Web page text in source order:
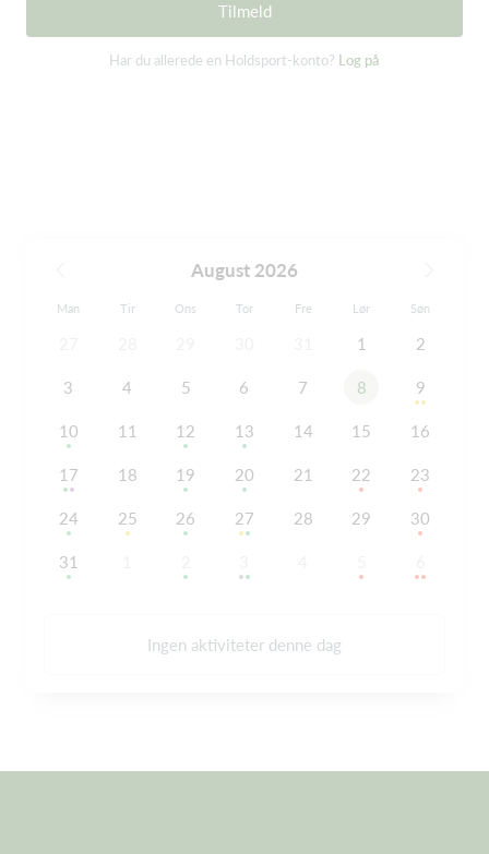
Tilmeld
Har du allerede en Holdsport-konto? Log på
August 2026
Man Tir Ons Tor Fre Lør Søn
1 2
3 4 5 6 7 8 9
10 11 12 13 14 15 16
17 18 19 20 21 22 23
24 25 26 27 28 29 30
31
Ingen aktiviteter denne dag